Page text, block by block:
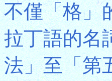
不僅「格」
拉丁語的名
法」至「第